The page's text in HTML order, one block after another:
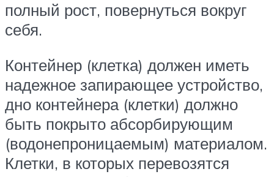
полный рост, повернуться вокруг
себя.
Контейнер (клетка) должен иметь
надежное запирающее устройство,
дно контейнера (клетки) должно
быть покрыто абсорбирующим
(водонепроницаемым) материалом.
Клетки, в которых перевозятся